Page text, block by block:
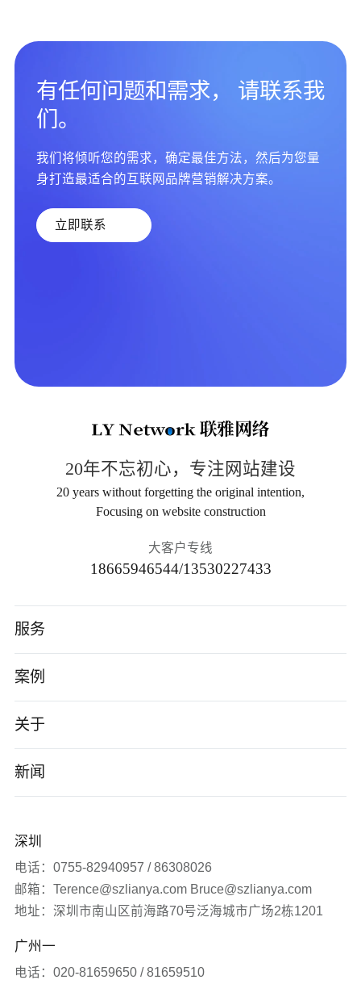
有任何问题和需求， 请联系我
们。
我们将倾听您的需求，确定最佳方法，然后为您量
身打造最适合的互联网品牌营销解决方案。
立即联系
20年不忘初心，专注网站建设
20 years without forgetting the original intention,
Focusing on website construction
大客户专线
18665946544/13530227433
服务
高端网站建设
AI应用开发
小程序/App
品牌营销服务
案例
智能制造
电子数码
其他
关于
公司介绍
新闻
签约新闻
联雅观点
常见问题
深圳
电话：0755-82940957 / 86308026
邮箱：Terence@szlianya.com Bruce@szlianya.com
地址：深圳市南山区前海路70号泛海城市广场2栋1201
广州一
电话：020-81659650 / 81659510